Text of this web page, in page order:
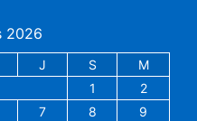
2026
J S
M
1
2
7 8
9